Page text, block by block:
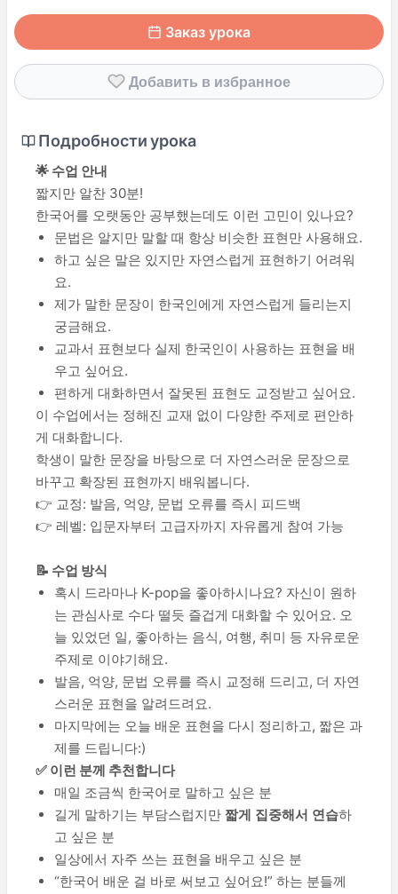
Заказ урока
Добавить в избранное
Подробности урока
🌟 수업 안내
짧지만 알찬 30분!
한국어를 오랫동안 공부했는데도 이런 고민이 있나요?
문법은 알지만 말할 때 항상 비슷한 표현만 사용해요.
하고 싶은 말은 있지만 자연스럽게 표현하기 어려워
요.
제가 말한 문장이 한국인에게 자연스럽게 들리는지
궁금해요.
교과서 표현보다 실제 한국인이 사용하는 표현을 배
우고 싶어요.
편하게 대화하면서 잘못된 표현도 교정받고 싶어요.
이 수업에서는 정해진 교재 없이 다양한 주제로 편안하
게 대화합니다.
학생이 말한 문장을 바탕으로 더 자연스러운 문장으로
바꾸고 확장된 표현까지 배워봅니다.
👉 교정: 발음, 억양, 문법 오류를 즉시 피드백
👉 레벨: 입문자부터 고급자까지 자유롭게 참여 가능
📝 수업 방식
혹시 드라마나 K-pop을 좋아하시나요? 자신이 원하
는 관심사로 수다 떨듯 즐겁게 대화할 수 있어요. 오
늘 있었던 일, 좋아하는 음식, 여행, 취미 등 자유로운
주제로 이야기해요.
발음, 억양, 문법 오류를 즉시 교정해 드리고, 더 자연
스러운 표현을 알려드려요.
마지막에는 오늘 배운 표현을 다시 정리하고, 짧은 과
제를 드립니다:)
✅ 이런 분께 추천합니다
매일 조금씩 한국어로 말하고 싶은 분
길게 말하기는 부담스럽지만 짧게 집중해서 연습하
고 싶은 분
일상에서 자주 쓰는 표현을 배우고 싶은 분
“한국어 배운 걸 바로 써보고 싶어요!” 하는 분들께